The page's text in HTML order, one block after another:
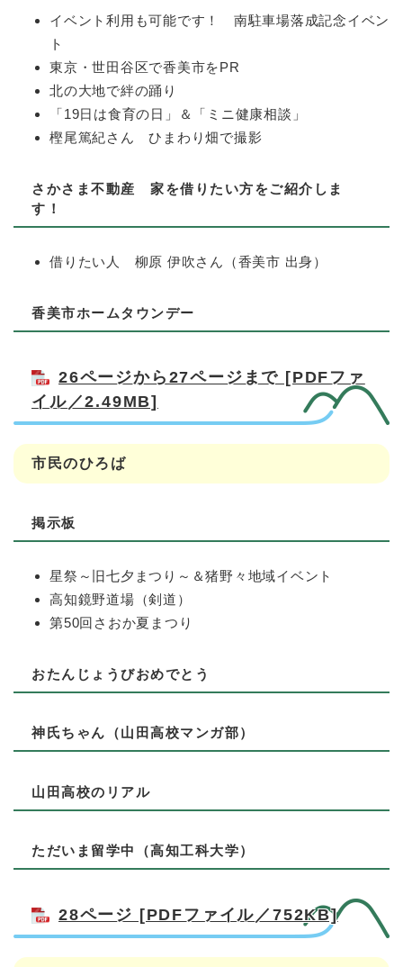
イベント利用も可能です！ 南駐車場落成記念イベン
ト
東京・世田谷区で香美市をPR
北の大地で絆の踊り
「19日は食育の日」＆「ミニ健康相談」
樫尾篤紀さん ひまわり畑で撮影
さかさま不動産 家を借りたい方をご紹介しま
す！
借りたい人 柳原 伊吹さん（香美市 出身）
香美市ホームタウンデー
26ページから27ページまで [PDFファ
イル／2.49MB]
市民のひろば
掲示板
星祭～旧七夕まつり～＆猪野々地域イベント
高知鏡野道場（剣道）
第50回さおか夏まつり
おたんじょうびおめでとう
神氏ちゃん（山田高校マンガ部）
山田高校のリアル
ただいま留学中（高知工科大学）
28ページ [PDFファイル／752KB]